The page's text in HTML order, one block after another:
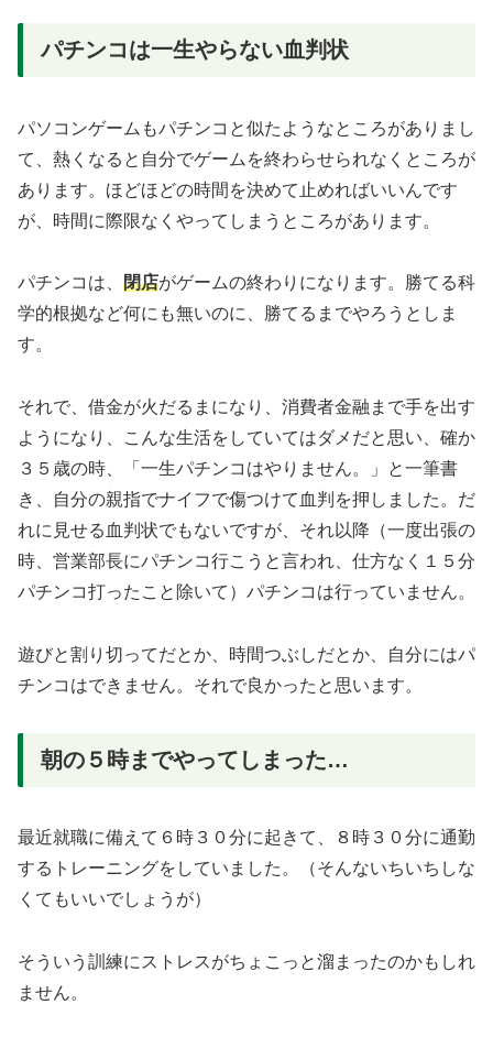
パチンコは一生やらない血判状
パソコンゲームもパチンコと似たようなところがありまし
て、熱くなると自分でゲームを終わらせられなくところが
あります。ほどほどの時間を決めて止めればいいんです
が、時間に際限なくやってしまうところがあります。
パチンコは、 閉店がゲームの終わりになります。勝てる科
学的根拠など何にも無いのに、勝てるまでやろうとしま
す。
それで、借金が火だるまになり、消費者金融まで手を出す
ようになり、こんな生活をしていてはダメだと思い、確か
３５歳の時、「一生パチンコはやりません。」と一筆書
き、自分の親指でナイフで傷つけて血判を押しました。だ
れに見せる血判状でもないですが、それ以降（一度出張の
時、営業部長にパチンコ行こうと言われ、仕方なく１５分
パチンコ打ったこと除いて）パチンコは行っていません。
遊びと割り切ってだとか、時間つぶしだとか、自分にはパ
チンコはできません。それで良かったと思います。
朝の５時までやってしまった…
最近就職に備えて６時３０分に起きて、８時３０分に通勤
するトレーニングをしていました。（そんないちいちしな
くてもいいでしょうが）
そういう訓練にストレスがちょこっと溜まったのかもしれ
ません。